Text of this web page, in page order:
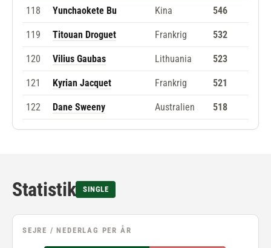
118 Yunchaokete Bu Kina 546
119 Titouan Droguet Frankrig 532
120 Vilius Gaubas Lithuania 523
121 Kyrian Jacquet Frankrig 521
122 Dane Sweeny Australien 518
Statistik SINGLE
SEJRE / NEDERLAG PER ÅR